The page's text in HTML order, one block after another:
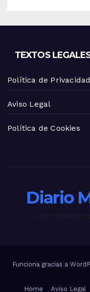
TEXTOS
Política de Privacidad
Aviso Legal
Política de Cookies
Diario
Funciona gracias a
Home Aviso Legal